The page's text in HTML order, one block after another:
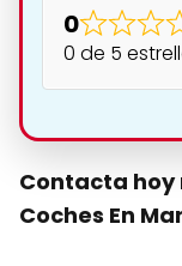
0
0 de 5
Contacta hoy
Coches En